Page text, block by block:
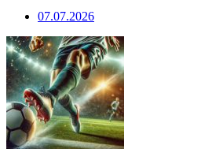
07.07.2026